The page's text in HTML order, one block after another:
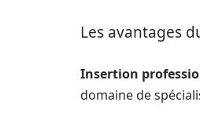
Les avantages
Insertion
domaine de